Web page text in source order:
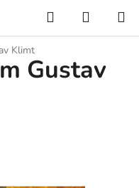
Hledat
KOŠÍK
Klimt
Gustav